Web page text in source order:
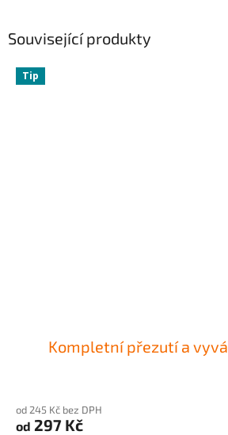
Související produkty
Tip
Kompletní přezutí a
od 245 Kč bez DPH
od 297 Kč